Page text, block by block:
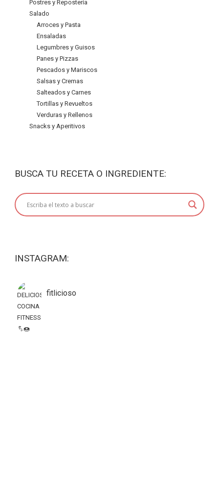
Postres y Repostería
Salado
Arroces y Pasta
Ensaladas
Legumbres y Guisos
Panes y Pizzas
Pescados y Mariscos
Salsas y Cremas
Salteados y Carnes
Tortillas y Revueltos
Verduras y Rellenos
Snacks y Aperitivos
BUSCA TU RECETA O INGREDIENTE:
INSTAGRAM:
fitlicioso